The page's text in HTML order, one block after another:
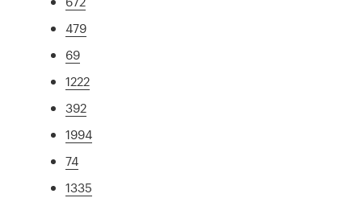
479
69
1222
392
1994
74
1335